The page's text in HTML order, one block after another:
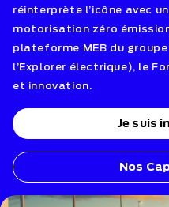
réinterprète l’icône avec
motorisation zéro
plateforme MEB du
l’Explorer électrique), le
et innovation.
Je suis
Nos